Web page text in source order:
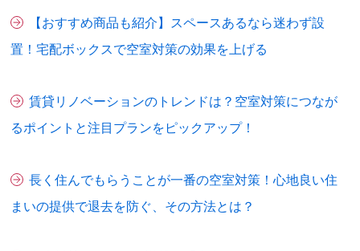
【おすすめ商品も紹介】スペースあるなら迷わず設
置！宅配ボックスで空室対策の効果を上げる
賃貸リノベーションのトレンドは？空室対策につなが
るポイントと注目プランをピックアップ！
長く住んでもらうことが一番の空室対策！心地良い住
まいの提供で退去を防ぐ、その方法とは？